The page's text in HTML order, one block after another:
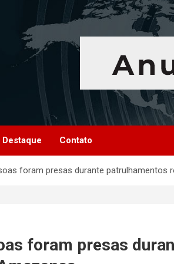
Destaque Contato
foram presas durante patrulhamentos
foram presas